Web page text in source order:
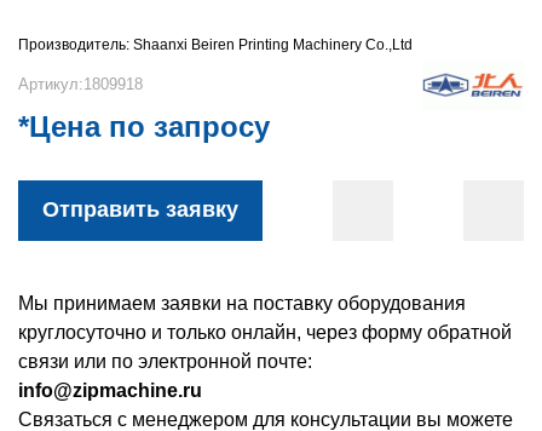
Производитель: Shaanxi Beiren Printing Machinery Co.,Ltd
Артикул:1809918
*Цена по запросу
Отправить заявку
Мы принимаем заявки на поставку оборудования
круглосуточно и только онлайн, через форму обратной
связи или по электронной почте:
info@zipmachine.ru
Связаться с менеджером для консультации вы можете